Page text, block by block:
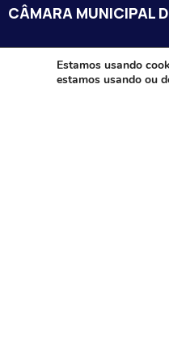
CÂMARA MUNICIPAL
Endereço: Av. Juca
Itacarambi/MG – CEP:
Estamos usando
estamos usando ou